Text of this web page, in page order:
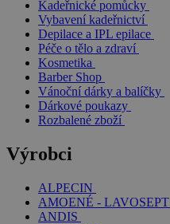
Kadeřnické pomůcky
Vybavení kadeřnictví
Depilace a IPL epilace
Péče o tělo a zdraví
Kosmetika
Barber Shop
Vánoční dárky a balíčky
Dárkové poukazy
Rozbalené zboží
Výrobci
ALPECIN
AMOENÉ - LAVOSEPT
ANDIS